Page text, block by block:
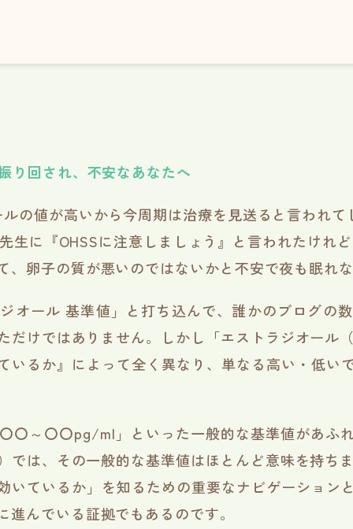
り回され、不安なあなたへ
の値が高いから今周期は治療を見送ると言われ
生に『OHSSに注意しましょう』と言われたけれ
、卵子の質が悪いのではないかと不安で夜も眠れ
オール 基準値」と打ち込んで、誰かのブログの
だけではありません。しかし「エストラジオール
いるか』によって全く異なり、単なる高い・低い
〇～〇〇pg/ml」といった一般的な基準値があふ
では、その一般的な基準値はほとんど意味を持ち
いているか」を知るための重要なナビゲーション
んでいる証拠でもあるのです。